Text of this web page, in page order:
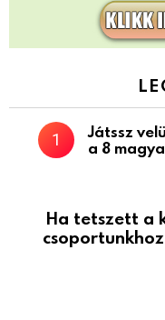
Játssz
a 8
Ha tetszett a